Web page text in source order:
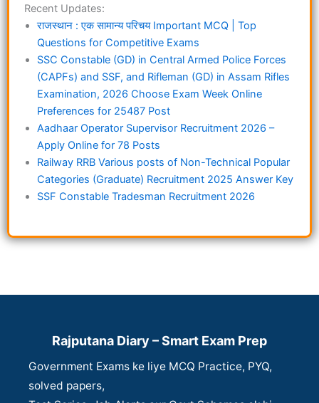
Recent Updates:
राजस्थान : एक सामान्य परिचय Important MCQ | Top
Questions for Competitive Exams
SSC Constable (GD) in Central Armed Police Forces
(CAPFs) and SSF, and Rifleman (GD) in Assam Rifles
Examination, 2026 Choose Exam Week Online
Preferences for 25487 Post
Aadhaar Operator Supervisor Recruitment 2026 –
Apply Online for 78 Posts
Railway RRB Various posts of Non-Technical Popular
Categories (Graduate) Recruitment 2025 Answer Key
SSF Constable Tradesman Recruitment 2026
Rajputana Diary – Smart Exam Prep
Government Exams ke liye MCQ Practice, PYQ,
solved papers,